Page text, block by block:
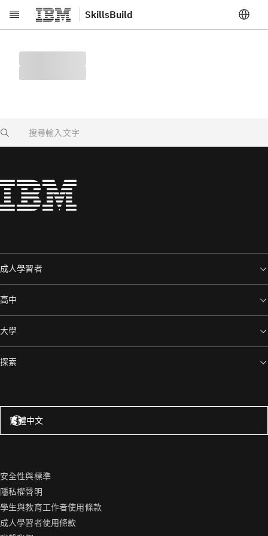
跳至主要內容 SkillsBuild
Search
成人學習者
高中
大學
探索
繁體中文
安全性與標準
隱私權聲明
學生與教育工作者使用條款
成人學習者使用條款